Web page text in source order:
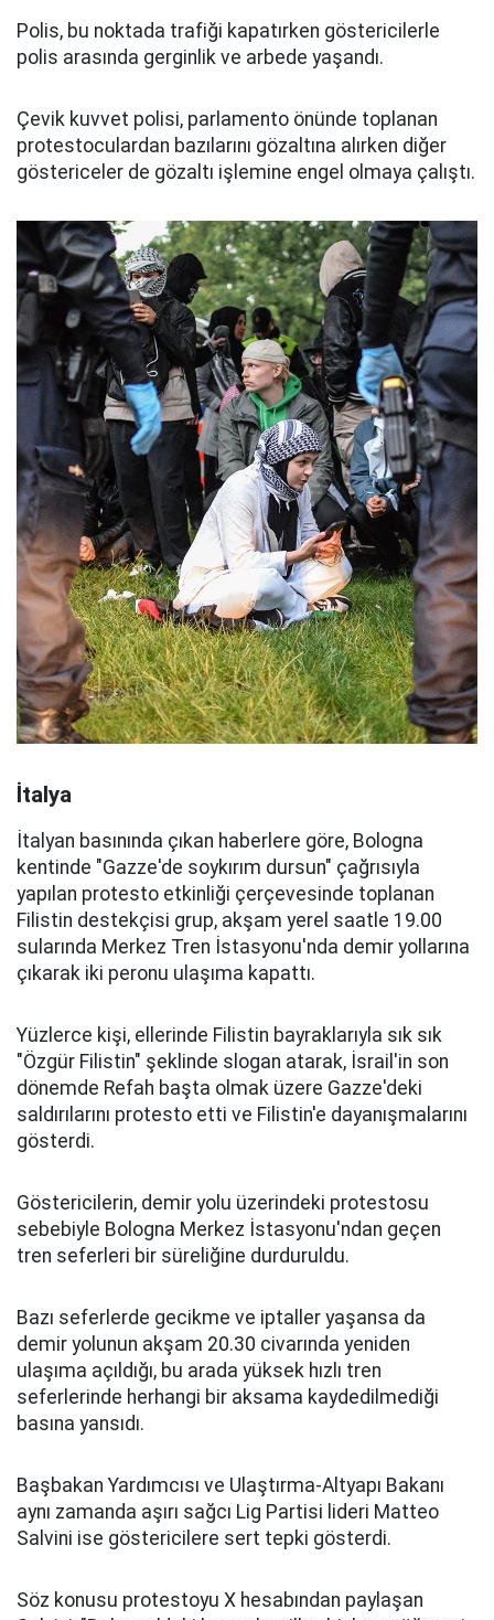
Polis, bu noktada trafiği kapatırken göstericilerle
polis arasında gerginlik ve arbede yaşandı.
Çevik kuvvet polisi, parlamento önünde toplanan
protestoculardan bazılarını gözaltına alırken diğer
göstericeler de gözaltı işlemine engel olmaya çalıştı.
İtalya
İtalyan basınında çıkan haberlere göre, Bologna
kentinde "Gazze'de soykırım dursun" çağrısıyla
yapılan protesto etkinliği çerçevesinde toplanan
Filistin destekçisi grup, akşam yerel saatle 19.00
sularında Merkez Tren İstasyonu'nda demir yollarına
çıkarak iki peronu ulaşıma kapattı.
Yüzlerce kişi, ellerinde Filistin bayraklarıyla sık sık
"Özgür Filistin" şeklinde slogan atarak, İsrail'in son
dönemde Refah başta olmak üzere Gazze'deki
saldırılarını protesto etti ve Filistin'e dayanışmalarını
gösterdi.
Göstericilerin, demir yolu üzerindeki protestosu
sebebiyle Bologna Merkez İstasyonu'ndan geçen
tren seferleri bir süreliğine durduruldu.
Bazı seferlerde gecikme ve iptaller yaşansa da
demir yolunun akşam 20.30 civarında yeniden
ulaşıma açıldığı, bu arada yüksek hızlı tren
seferlerinde herhangi bir aksama kaydedilmediği
basına yansıdı.
Başbakan Yardımcısı ve Ulaştırma-Altyapı Bakanı
aynı zamanda aşırı sağcı Lig Partisi lideri Matteo
Salvini ise göstericilere sert tepki gösterdi.
Söz konusu protestoyu X hesabından paylaşan